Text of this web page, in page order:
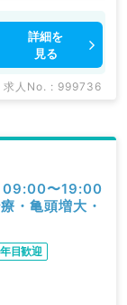
詳細を
見る
求人No. : 999736
09:00〜19:00
・亀頭増大・
目歓迎